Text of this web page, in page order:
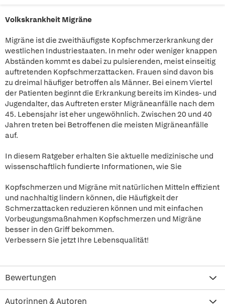
Volkskrankheit Migräne
Migräne ist die zweithäufigste Kopfschmerzerkrankung der
westlichen Industriestaaten. In mehr oder weniger knappen
Abständen kommt es dabei zu pulsierenden, meist einseitig
auftretenden Kopfschmerzattacken. Frauen sind davon bis
zu dreimal häufiger betroffen als Männer. Bei einem Viertel
der Patienten beginnt die Erkrankung bereits im Kindes- und
Jugendalter, das Auftreten erster Migräneanfälle nach dem
45. Lebensjahr ist eher ungewöhnlich. Zwischen 20 und 40
Jahren treten bei Betroffenen die meisten Migräneanfälle
auf.
In diesem Ratgeber erhalten Sie aktuelle medizinische und
wissenschaftlich fundierte Informationen, wie Sie
Kopfschmerzen und Migräne mit natürlichen Mitteln effizient
und nachhaltig lindern können, die Häufigkeit der
Schmerzattacken reduzieren können und mit einfachen
Vorbeugungsmaßnahmen Kopfschmerzen und Migräne
besser in den Griff bekommen.
Verbessern Sie jetzt Ihre Lebensqualität!
Bewertungen
Autorinnen & Autoren